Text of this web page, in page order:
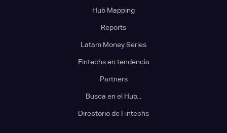
Hub Mapping
Reports
Latam Money Series
Fintechs en tendencia
Partners
Busca en el Hub...
Directorio de Fintechs